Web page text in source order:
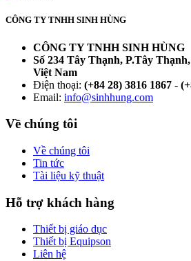
CÔNG TY TNHH SINH HÙNG
CÔNG TY TNHH SINH HÙNG
Số 234 Tây Thạnh, P.Tây
Việt Nam
Điện thoại: (+84 28) 3816 1867 -
Email: info@sinhhung.com
Về chúng tôi
Về chúng tôi
Tin tức
Tài liệu kỹ thuật
Hỗ trợ khách hàng
Thiết bị giáo dục
Thiết bị Equipson
Liên hệ